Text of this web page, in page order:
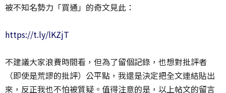
被不知名勢力「買通」的奇文見此：
https://t.ly/lKZjT
不建議大家浪費時間看，但為了留個記錄，也想對批評者
（即使是荒謬的批評）公平點，我還是決定把全文連結貼出
來，反正我也不怕被質疑。值得注意的是，以上帖文的留言